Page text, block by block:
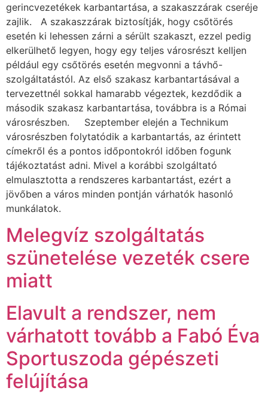
gerincvezetékek karbantartása, a szakaszzárak cseréje
zajlik. A szakaszzárak biztosítják, hogy csőtörés
esetén ki lehessen zárni a sérült szakaszt, ezzel pedig
elkerülhető legyen, hogy egy teljes városrészt kelljen
például egy csőtörés esetén megvonni a távhő-
szolgáltatástól. Az első szakasz karbantartásával a
tervezettnél sokkal hamarabb végeztek, kezdődik a
második szakasz karbantartása, továbbra is a Római
városrészben. Szeptember elején a Technikum
városrészben folytatódik a karbantartás, az érintett
címekről és a pontos időpontokról időben fogunk
tájékoztatást adni. Mivel a korábbi szolgáltató
elmulasztotta a rendszeres karbantartást, ezért a
jövőben a város minden pontján várhatók hasonló
munkálatok.
Melegvíz szolgáltatás
szünetelése vezeték csere
miatt
Elavult a rendszer, nem
várhatott tovább a Fabó Éva
Sportuszoda gépészeti
felújítása